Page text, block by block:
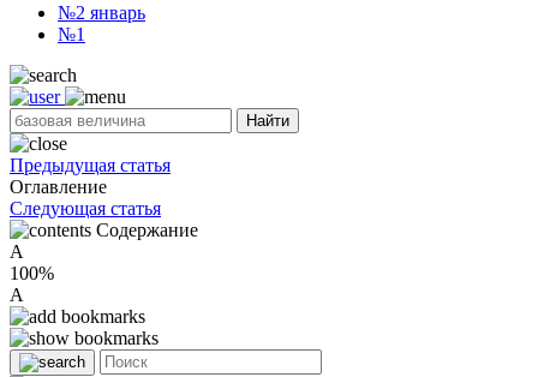
№2 январь
№1
Найти
Предыдущая статья
Оглавление
Следующая статья
Содержание
A
100%
A